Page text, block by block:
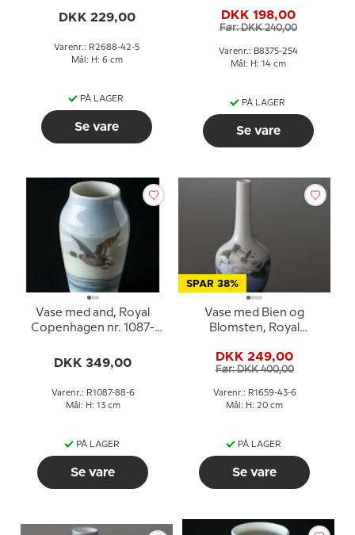
DKK 229,00
Varenr.: R2688-42-5
Mål: H: 6 cm
PÅ LAGER
Se vare
DKK 198,00
Før: DKK 240,00
Varenr.: B8375-254
Mål: H: 14 cm
PÅ LAGER
Se vare
Vase med and, Royal
Copenhagen nr. 1087-
DKK 349,00
Varenr.: R1087-88-6
Mål: H: 13 cm
PÅ LAGER
Se vare
SPAR 38%
Vase med Bien og
Blomsten, Royal
43-6 eller 1569-43B
DKK 249,00
Før: DKK 400,00
Varenr.: R1659-43-6
Mål: H: 20 cm
PÅ LAGER
Se vare